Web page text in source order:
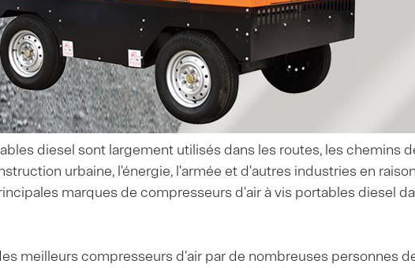
diesel sont largement utilisés dans les routes, les chemins
urbaine, l'énergie, l'armée et d'autres industries en
marques de compresseurs d'air à vis portables diesel
meilleurs compresseurs d'air par de nombreuses personnes